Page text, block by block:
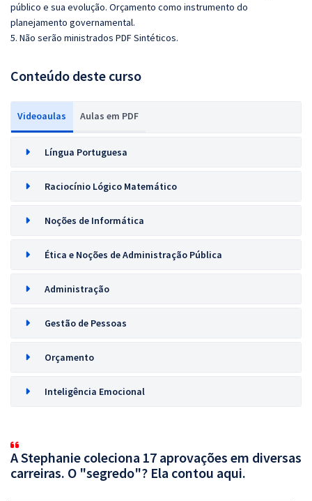
público e sua evolução. Orçamento como instrumento do
planejamento governamental.
5. Não serão ministrados PDF Sintéticos.
Conteúdo deste curso
Videoaulas Aulas em PDF
Língua Portuguesa
Raciocínio Lógico Matemático
Noções de Informática
Ética e Noções de Administração Pública
Administração
Gestão de Pessoas
Orçamento
Inteligência Emocional
A Stephanie coleciona 17 aprovações em diversas
carreiras. O "segredo"? Ela contou aqui.